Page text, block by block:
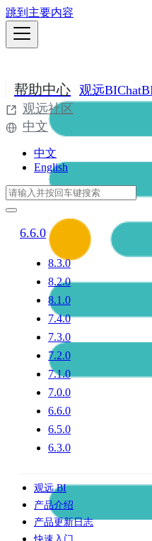
跳到主要内容
帮助中心 观远BI
观远社区
中文
中文
English
6.6.0
8.3.0
8.2.0
8.1.0
7.4.0
7.3.0
7.2.0
7.1.0
7.0.0
6.6.0
6.5.0
6.3.0
观远 BI
产品介绍
产品更新日志